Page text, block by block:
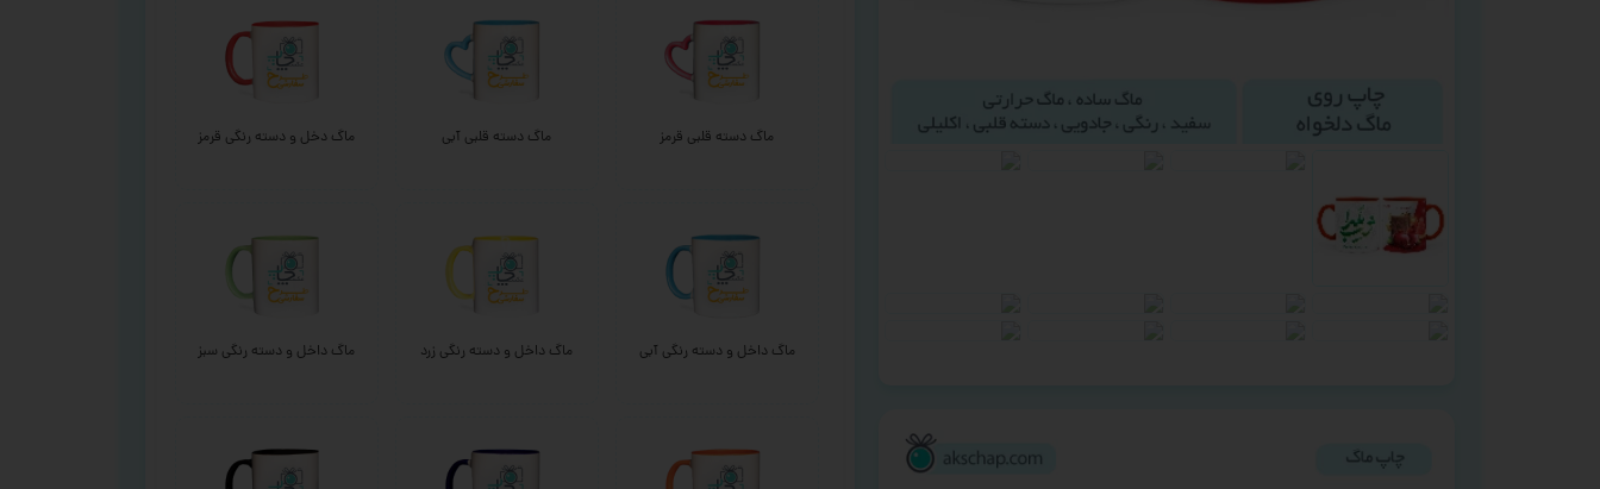
ماگ دسته قلبی قرمز ماگ دسته قلبی آبی ماگ دخل و دسته رنگی قرمز
ماگ داخل و دسته رنگی آبی ماگ داخل و دسته رنگی زرد ماگ داخل و دسته رنگی سبز